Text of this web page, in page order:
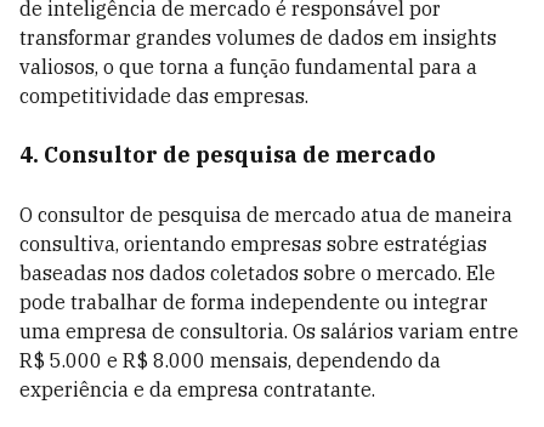
de inteligência de mercado é responsável por
transformar grandes volumes de dados em insights
valiosos, o que torna a função fundamental para a
competitividade das empresas.
4. Consultor de pesquisa de mercado
O consultor de pesquisa de mercado atua de maneira
consultiva, orientando empresas sobre estratégias
baseadas nos dados coletados sobre o mercado. Ele
pode trabalhar de forma independente ou integrar
uma empresa de consultoria. Os salários variam entre
R$ 5.000 e R$ 8.000 mensais, dependendo da
experiência e da empresa contratante.